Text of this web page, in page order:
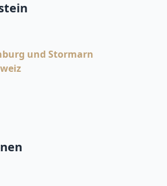
und Stormarn